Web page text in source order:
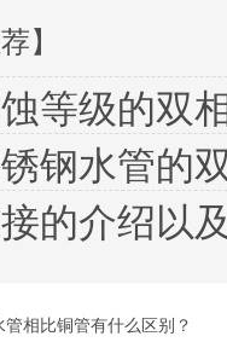
】
等级的双
钢水管的双
的介绍以
管相比铜管有什么区别？